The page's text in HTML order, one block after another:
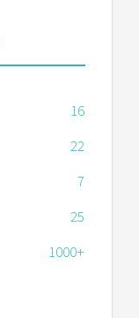
16
22
7
25
1000+